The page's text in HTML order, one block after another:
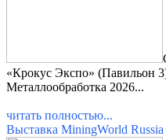
«Крокус Экспо» (Павильон
Металлообработка 2026...
читать полностью...
Выставка MiningWorld Russia